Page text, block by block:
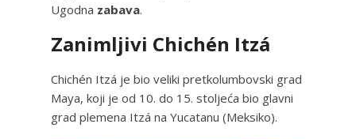
Ugodna zabava.
Zanimljivi Chichén Itzá
Chichén Itzá je bio veliki pretkolumbovski grad
Maya, koji je od 10. do 15. stoljeća bio glavni
grad plemena Itzá na Yucatanu (Meksiko).